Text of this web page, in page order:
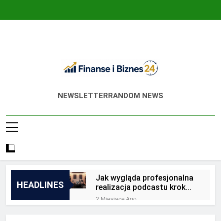
Finanse I Biznes
24
Jak Zadbać O Własne Finanse? Fachowa
NEWSLETTERRANDOM NEWS
HEADLINES
Jak wygląda profesjonalna
realizacja podcastu krok
po kroku?
2 Miesiące Ago